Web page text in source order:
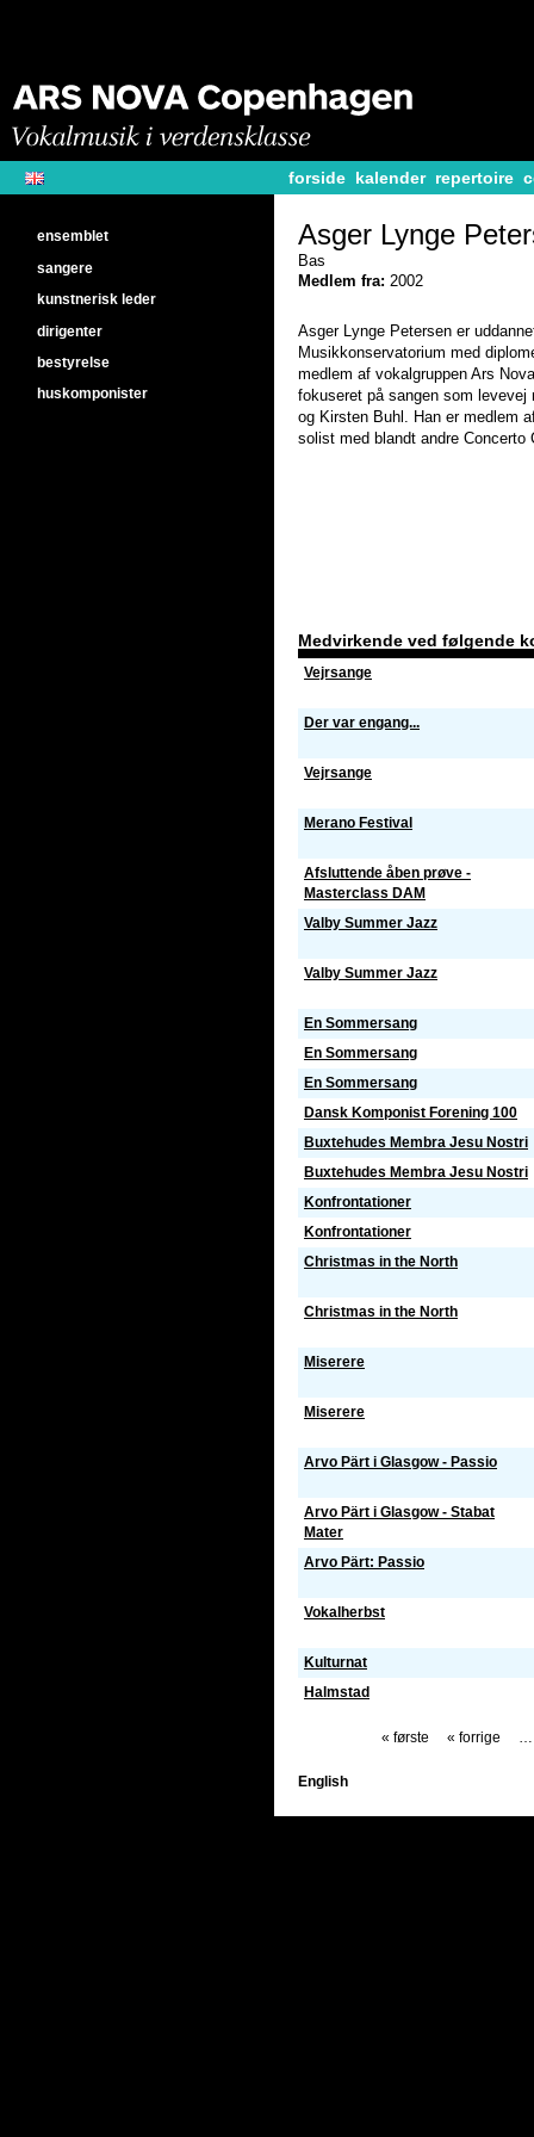
forside kalender repertoire
Asger Lynge
Bas
Medlem fra: 2002
Asger Lynge Petersen er
Musikkonservatorium med
medlem af vokalgruppen Ars
fokuseret på sangen som
og Kirsten Buhl. Han er medlem
solist med blandt andre Concerto
Medvirkende ved følgende
Vejrsange
Der var engang...
Vejrsange
Merano Festival
Afsluttende åben prøve -
Masterclass DAM
Valby Summer Jazz
Valby Summer Jazz
En Sommersang
En Sommersang
En Sommersang
Dansk Komponist Forening 100
Buxtehudes Membra Jesu Nostri
Buxtehudes Membra Jesu Nostri
Konfrontationer
Konfrontationer
Christmas in the North
Christmas in the North
Miserere
Miserere
Arvo Pärt i Glasgow - Passio
Arvo Pärt i Glasgow - Stabat
Mater
Arvo Pärt: Passio
Vokalherbst
Kulturnat
Halmstad
« første « forrige …
English
ensemblet
sangere
kunstnerisk leder
dirigenter
bestyrelse
huskomponister